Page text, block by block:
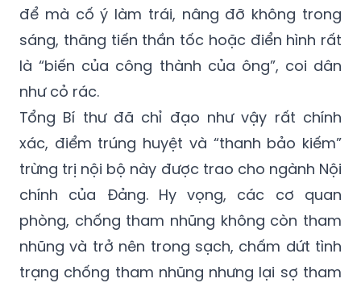
để mà cố ý làm trái, nâng đỡ không trong
sáng, thăng tiến thần tốc hoặc điển hình rất
là “biến của công thành của ông”, coi dân
như cỏ rác.
Tổng Bí thư đã chỉ đạo như vậy rất chính
xác, điểm trúng huyệt và “thanh bảo kiếm”
trừng trị nội bộ này được trao cho ngành Nội
chính của Đảng. Hy vọng, các cơ quan
phòng, chống tham nhũng không còn tham
nhũng và trở nên trong sạch, chấm dứt tình
trạng chống tham nhũng nhưng lại sợ tham